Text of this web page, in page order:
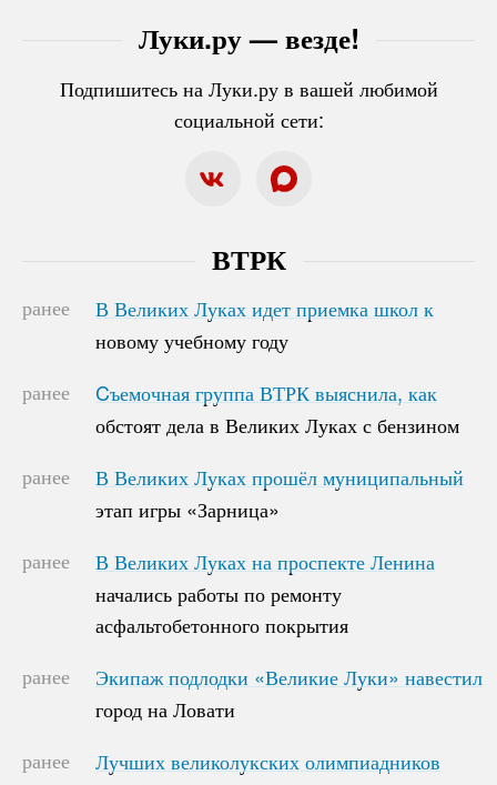
Луки.ру — везде!
Подпишитесь на Луки.ру в вашей любимой
социальной сети:
ВТРК
ранее
В Великих Луках идет приемка школ к
новому учебному году
В Великих Луках идет приемка школ к
новому учебному году
ранее
Cъемочная группа ВТРК выяснила, как
обстоят дела в Великих Луках с бензином
Cъемочная группа ВТРК выяснила, как
обстоят дела в Великих Луках с бензином
ранее
В Великих Луках прошёл муниципальный
этап игры «Зарница»
В Великих Луках прошёл муниципальный
этап игры «Зарница»
ранее
В Великих Луках на проспекте Ленина
начались работы по ремонту
асфальтобетонного покрытия
В Великих Луках на проспекте Ленина
начались работы по ремонту
асфальтобетонного покрытия
ранее
Экипаж подлодки «Великие Луки» навестил
город на Ловати
Экипаж подлодки «Великие Луки» навестил
город на Ловати
ранее
Лучших великолукских олимпиадников
Лучших великолукских олимпиадников